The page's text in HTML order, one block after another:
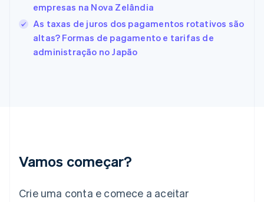
empresas na Nova Zelândia
As taxas de juros dos pagamentos rotativos são
altas? Formas de pagamento e tarifas de
administração no Japão
Vamos começar?
Crie uma conta e comece a aceitar
Finlândia
EnglishSvenska
França
Gibraltar
English
Italiano English